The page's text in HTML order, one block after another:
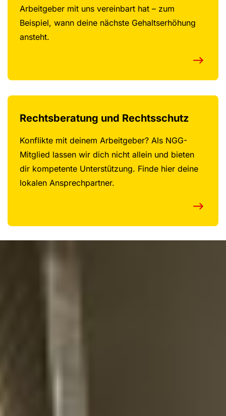
Arbeitgeber mit uns vereinbart hat – zum
Beispiel, wann deine nächste Gehaltserhöhung
ansteht.
Rechtsberatung und Rechtsschutz
Konflikte mit deinem Arbeitgeber? Als NGG-
Mitglied lassen wir dich nicht allein und bieten
dir kompetente Unterstützung. Finde hier deine
lokalen Ansprechpartner.